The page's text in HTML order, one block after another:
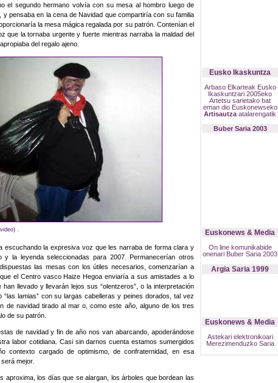
el segundo hermano volvía con su mesa al hombro luego de
y pensaba en la cena de Navidad que compartiría con su familia
la mesa mágica regalada por su patrón. Contenían el
que la tornaba urgente y fuerte mientras narraba la maldad del
del regalo ajeno.
.
escuchando la expresiva voz que les narraba de forma clara y
y la leyenda seleccionadas para 2007. Permanecerían otros
las mesas con los útiles necesarios, comenzarían a
el Centro vasco Haize Hegoa enviaría a sus amistades a lo
llevado y llevarán lejos sus “olentzeros”, o la interpretación
“las lamias” con su largas cabelleras y peines dorados, tal vez
de navidad tirado al mar o, como este año, alguno de los tres
de su patrón.
de navidad y fin de año nos van abarcando, apoderándose
labor cotidiana. Casi sin darnos cuenta estamos sumergidos
contexto cargado de optimismo, de confraternidad, en esa
mejor.
aproxima, los días que se alargan, los árboles que bordean las
Eusko Ikaskuntza
Arbaso Elkarteak Eusko
Ikaskuntzari 2005eko
Artetsu sarietako bat
eman dio Euskonewseko
Artisautza atalarengatik
Buber Saria 2003
Euskonews & Media
On line komunikabide
onenari Buber Saria 2003
Argia Saria 1999
Euskonews & Media
Astekari elektronikoari
Merezimenduzko Saria